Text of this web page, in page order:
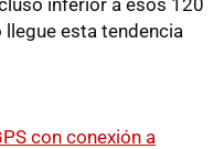
esta tendencia
con conexión a